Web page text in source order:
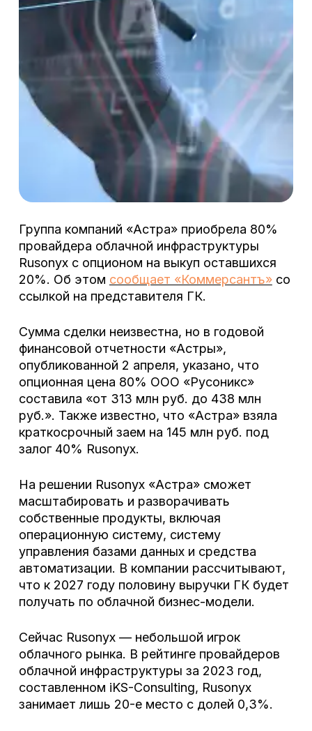
Группа компаний «Астра» приобрела 80%
провайдера облачной инфраструктуры
Rusonyx с опционом на выкуп оставшихся
20%. Об этом сообщает «Коммерсантъ»со
ссылкой на представителя ГК.
Сумма сделки неизвестна, но в годовой
финансовой отчетности «Астры»,
опубликованной 2 апреля, указано, что
опционная цена 80% ООО «Русоникс»
составила «от 313 млн руб. до 438 млн
руб.». Также известно, что «Астра» взяла
краткосрочный заем на 145 млн руб. под
залог 40% Rusonyx.
На решении Rusonyx «Астра» сможет
масштабировать и разворачивать
собственные продукты, включая
операционную систему, систему
управления базами данных и средства
автоматизации. В компании рассчитывают,
что к 2027 году половину выручки ГК будет
получать по облачной бизнес-модели.
Сейчас Rusonyx — небольшой игрок
облачного рынка. В рейтинге провайдеров
облачной инфраструктуры за 2023 год,
составленном iKS-Consulting, Rusonyx
занимает лишь 20-е место с долей 0,3%.